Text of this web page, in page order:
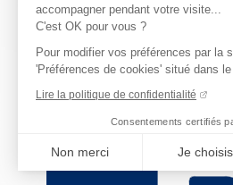
accompagner pendant votre visite...
C'est OK pour vous ?
Pour modifier vos préférences par la
'Préférences de cookies' situé dans le
Lire la politique de confidentialité
Consentements certifiés
Non merci Je choisis